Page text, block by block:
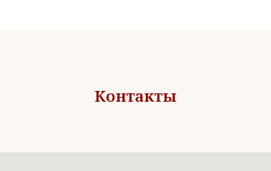
Контакты